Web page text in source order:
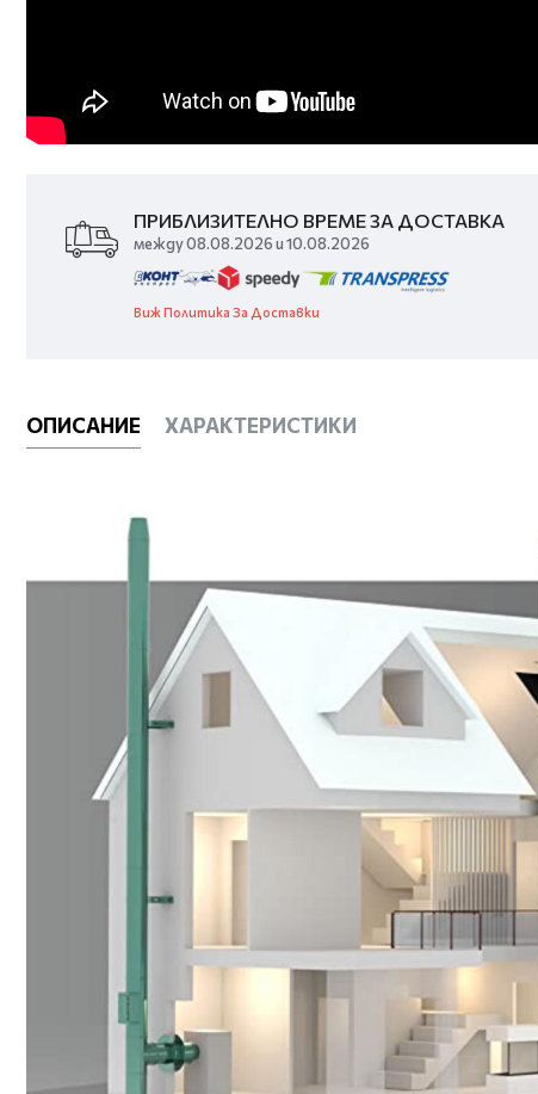
ПРИБЛИЗИТЕЛНО ВРЕМЕ ЗА ДОСТАВКА
между 08.08.2026 и 10.08.2026
Виж Политика За Доставки
ОПИСАНИЕ ХАРАКТЕРИСТИКИ